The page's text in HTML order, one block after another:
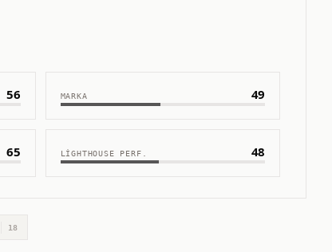
56 MARKA 49
65 LIGHTHOUSE PERF. 48
18